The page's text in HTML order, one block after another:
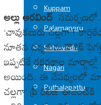
Kuppam
Palamaneru
Satyavedu
Nagari
Puthalapattu
అల్లు అర‌వింద్స‌మ‌ర్పణ‌లో
‘చావుకబురు చల్లగా’!
నూత‌న ద‌ర్శకుడు కౌశిక్
‌ఇప్పటికే రకరకాల
అయింది. ఈ నేప‌థ్యంలో
చ‌ల్లగా’ ప్రీ రిలీజ్ ఈవెంట్‌కి